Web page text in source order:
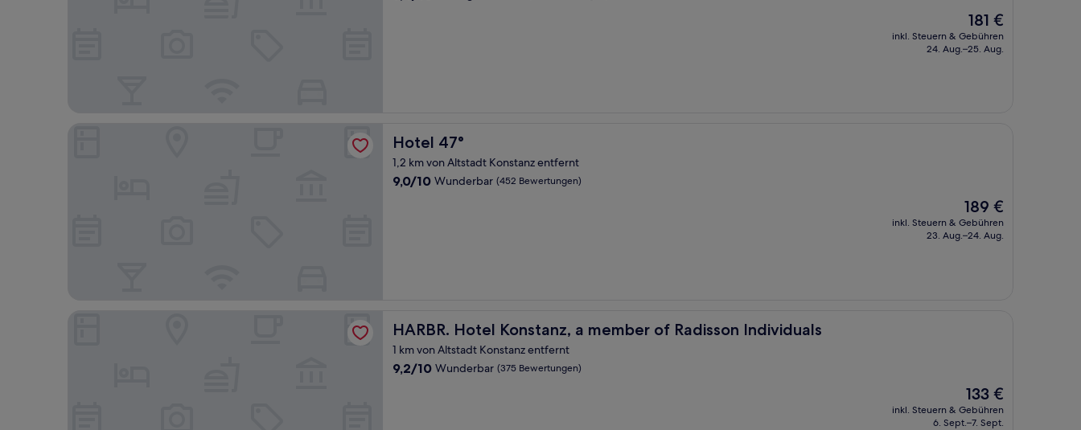
Der
Preis
beträgt
181 €
inkl. Steuern & Gebühren
24. Aug.–25. Aug.
Hotel 47°
Hotel 47°
1,2 km von Altstadt Konstanz entfernt
9.0
9,0/10 Wunderbar (452 Bewertungen)
Der
Preis
beträgt
189 €
inkl. Steuern & Gebühren
23. Aug.–24. Aug.
HARBR. Hotel Konstanz, a member of Radisson Individuals
HARBR. Hotel Konstanz, a member of Radisson Individuals
1 km von Altstadt Konstanz entfernt
9.2
9,2/10 Wunderbar (375 Bewertungen)
Der
Preis
beträgt
133 €
inkl. Steuern & Gebühren
6. Sept.–7. Sept.
HARBR. Hotel Konstanz, a member of Radisson Individuals